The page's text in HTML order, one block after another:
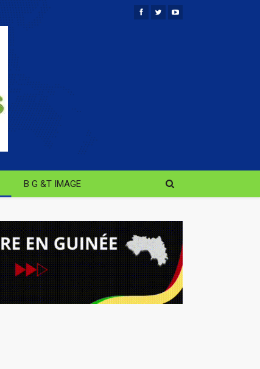
B G &T IMAGE